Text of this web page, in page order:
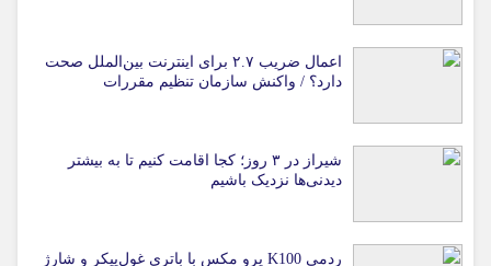
اعمال ضریب ۲.۷ برای اینترنت بین‌الملل صحت
دارد؟ / واکنش سازمان تنظیم مقررات
شیراز در ۳ روز؛ کجا اقامت کنیم تا به بیشتر
دیدنی‌ها نزدیک باشیم
ردمی K100 پرو مکس با باتری غول‌پیکر و شارژ